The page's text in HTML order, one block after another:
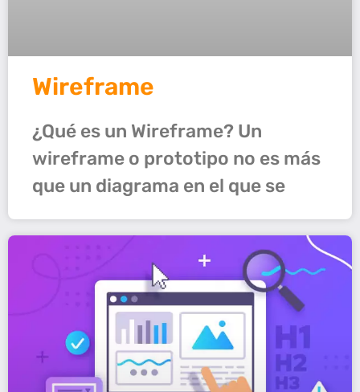
Wireframe
¿Qué es un Wireframe? Un
wireframe o prototipo no es más
que un diagrama en el que se